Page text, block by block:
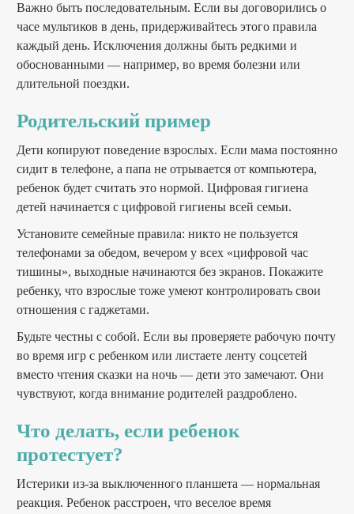
Важно быть последовательным. Если вы договорились о
часе мультиков в день, придерживайтесь этого правила
каждый день. Исключения должны быть редкими и
обоснованными — например, во время болезни или
длительной поездки.
Родительский пример
Дети копируют поведение взрослых. Если мама постоянно
сидит в телефоне, а папа не отрывается от компьютера,
ребенок будет считать это нормой. Цифровая гигиена
детей начинается с цифровой гигиены всей семьи.
Установите семейные правила: никто не пользуется
телефонами за обедом, вечером у всех «цифровой час
тишины», выходные начинаются без экранов. Покажите
ребенку, что взрослые тоже умеют контролировать свои
отношения с гаджетами.
Будьте честны с собой. Если вы проверяете рабочую почту
во время игр с ребенком или листаете ленту соцсетей
вместо чтения сказки на ночь — дети это замечают. Они
чувствуют, когда внимание родителей раздроблено.
Что делать, если ребенок
протестует?
Истерики из-за выключенного планшета — нормальная
реакция. Ребенок расстроен, что веселое время